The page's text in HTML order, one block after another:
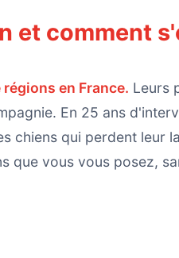
et comment
en France. Leurs
En 25 ans
chiens qui perdent leur
que vous vous posez,